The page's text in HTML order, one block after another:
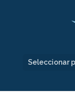
Seleccionar